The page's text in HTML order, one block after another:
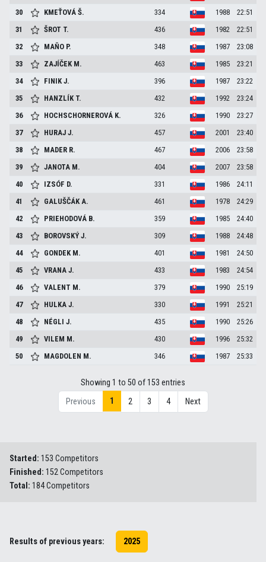
30
KMEŤOVÁŠ. 334 1988
22:51
31
ŠROT T. 436 1982
22:51
32
MAŇO P. 348 1987
23:08
33
ZAJÍČEK M. 463 1985
23:21
34
FINIKJ. 396 1987
23:22
35
HANZLÍK T. 432 1992
23:24
36
HOCHSCHORNEROVÁ K. 326 1990
23:27
37
HURAJJ. 457 2001
23:40
38
MADER R. 467 2006
23:58
39
JANOTA M. 404 2007
23:58
40
IZSÓF D. 331 1986
24:11
41
GALUŠČÁKA. 461 1978
24:29
42
PRIEHODOVÁ B. 359 1985
24:40
43
BOROVSKÝJ. 309 1988
24:48
44
GONDEK M. 401 1981
24:50
45
VRANAJ. 433 1983
24:54
46
VALENT M. 379 1990
25:19
47
HULKAJ. 330 1991
25:21
48
NÉGLIJ. 435 1990
25:26
49
VILEM M. 430 1996
25:32
50
MAGDOLEN M. 346 1987 25:33
Showing 1 to 50 of 153 entries
Previous
1 2 3 4 Next
Started: 153 Competitors
Finished: 152 Competitors
Total: 184 Competitors
Results of previous years: 2025